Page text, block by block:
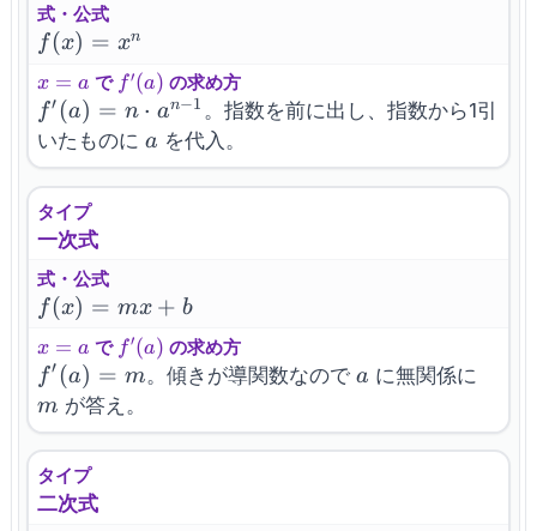
式・公式
f(x)=x^n
f (x) = xn
x=a
x = a で f^{\prime}
(a)
f′(a) の求め方
f^{\prime}
(a) = n
\cdot
a^{n-1}
f′ (a) = n ⋅ an−1 。指数を前に出し、指数から1引
いたものに a
a を代入。
タイプ
一次式
式・公式
f(x)=mx+b
f (x) = mx + b
x=a
x = a で f^{\prime}
(a)
f′(a) の求め方
f^{\prime}
(a) = m
f′ (a) = m。傾きが導関数なので a
a に無関係に
m が答え。
タイプ
二次式